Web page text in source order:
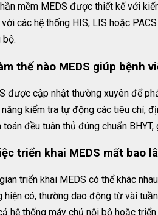
mềm MEDS được thiết kế với
các hệ thống HIS, LIS hoặc
bộ.
thế nào MEDS giúp bệnh
được cập nhật thường xuyên để
kiểm tra tự động các tiêu chí,
toán đều tuân thủ đúng chuẩn
triển khai MEDS mất bao
triển khai MEDS có thể khác
hiện có, thường dao động từ vài
hệ thống máy chủ nội bộ hoặc